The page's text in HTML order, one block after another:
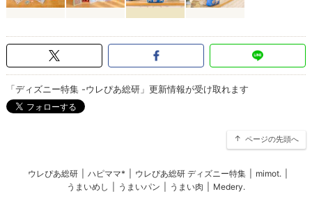
「ディズニー特集 -ウレぴあ総研」更新情報が受け取れます
ページの先頭へ
ウレぴあ総研 ハピママ* ウレぴあ総研 ディズニー特集 mimot.
うまいめし
うまいパン うまい肉 Medery.